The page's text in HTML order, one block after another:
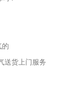
的
送货上门服务